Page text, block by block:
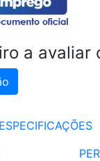
a avaliar
ESPECIFICAÇÕES